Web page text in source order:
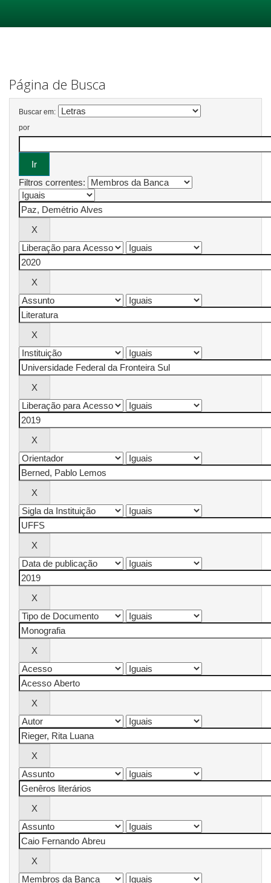
Página de Busca
Buscar em:
por
Filtros correntes: